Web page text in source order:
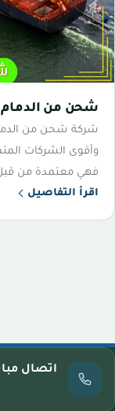
شحن من الدمام
شركة شحن من
وأقوى الشركات
فهي معتمدة من
اقرأ التفاصيل
اتصال